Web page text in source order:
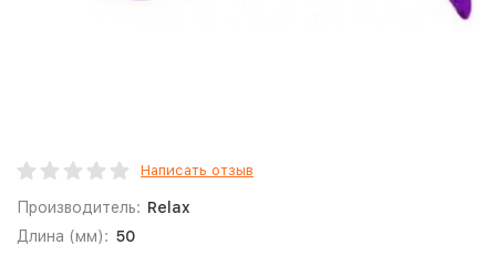
Написать отзыв
Производитель: Relax
Длина (мм): 50